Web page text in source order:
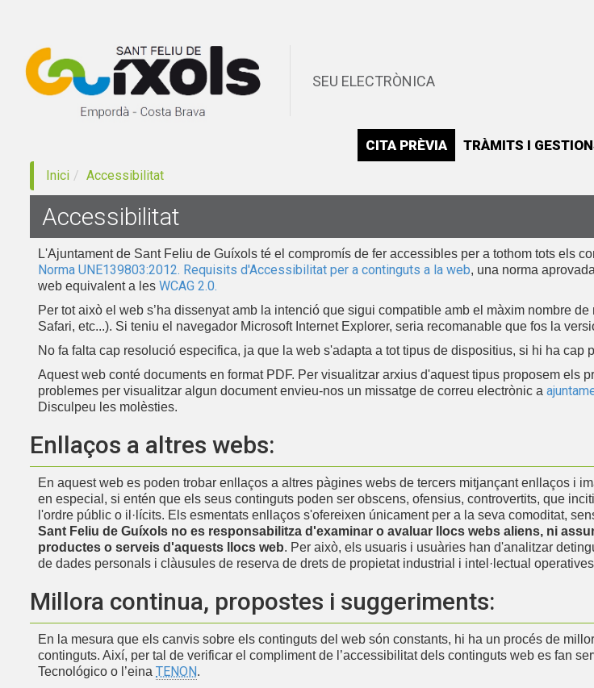
SEU ELECTRÒNICA
CITA PRÈVIA TRÀMITS I
Inici Accessibilitat
Accessibilitat
L'Ajuntament de Sant Feliu de Guíxols té el compromís de fer accessibles per a tothom tots els
Norma UNE139803:2012. Requisits d'Accessibilitat per a continguts a la web, una norma
web equivalent a les WCAG 2.0.
Per tot això el web s’ha dissenyat amb la intenció que sigui compatible amb el màxim nombre
Safari, etc...). Si teniu el navegador Microsoft Internet Explorer, seria recomanable que fos la
No fa falta cap resolució especifica, ja que la web s'adapta a tot tipus de dispositius, si hi ha cap
Aquest web conté documents en format PDF. Per visualitzar arxius d'aquest tipus proposem els
problemes per visualitzar algun document envieu-nos un missatge de correu electrònic a
Disculpeu les molèsties.
Enllaços a altres webs:
En aquest web es poden trobar enllaços a altres pàgines webs de tercers mitjançant enllaços i
en especial, si entén que els seus continguts poden ser obscens, ofensius, controvertits, que
l'ordre públic o il·lícits. Els esmentats enllaços s'ofereixen únicament per a la seva comoditat,
Sant Feliu de Guíxols no es responsabilitza d'examinar o avaluar llocs webs aliens, ni
productes o serveis d'aquests llocs web. Per això, els usuaris i usuàries han d'analitzar
de dades personals i clàusules de reserva de drets de propietat industrial i intel·lectual
Millora continua, propostes i suggeriments:
En la mesura que els canvis sobre els continguts del web són constants, hi ha un procés de
continguts. Així, per tal de verificar el compliment de l’accessibilitat dels continguts web es fan
Tecnológico o l’eina TENON.